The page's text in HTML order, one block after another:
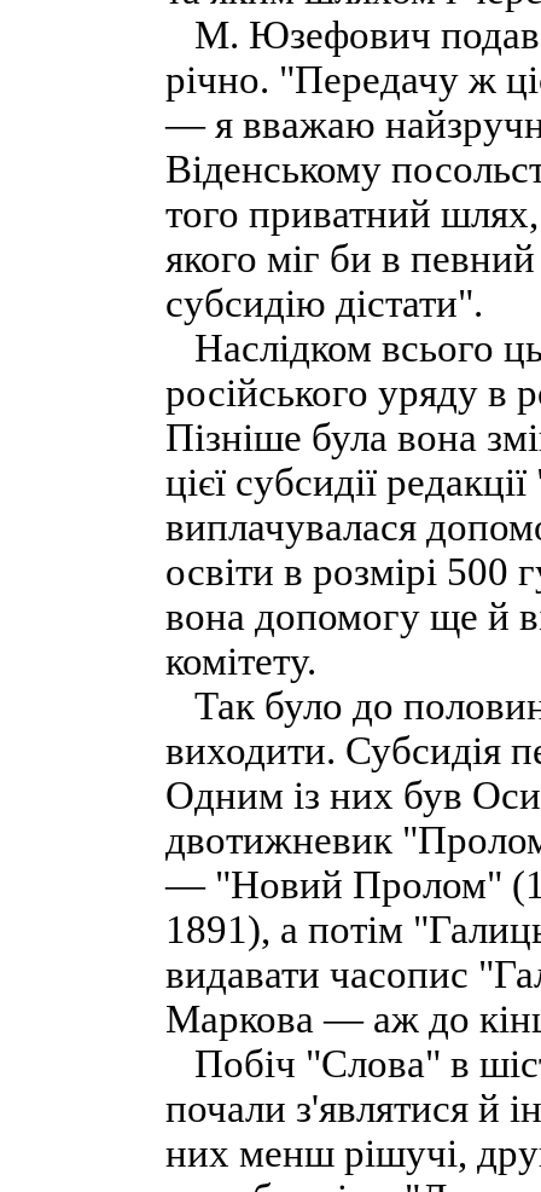
М. Юзефович подав
річно. "Передачу ж
— я вважаю
Віденському
того приватний
якого міг би в
субсидію дістати".
Наслідком всього
російського уряду в
Пізніше була вона
цієї субсидії
виплачувалася
освіти в розмірі 500
вона допомогу ще й
комітету.
Так було до
виходити. Субсидія
Одним із них був
двотижневик
— "Новий Пролом"
1891), а потім
видавати часопис
Маркова — аж до
Побіч "Слова" в
почали з'являтися й
них менш рішучі,